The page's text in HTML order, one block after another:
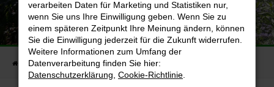
Startseite Landwirtschaft
verarbeiten Daten für Marketing und Statistiken nur,
wenn Sie uns Ihre Einwilligung geben. Wenn Sie zu
einem späteren Zeitpunkt Ihre Meinung ändern, können
Sie die Einwilligung jederzeit für die Zukunft widerrufen.
Weitere Informationen zum Umfang der
Datenverarbeitung finden Sie hier:
Datenschutzerklärung Cookie-Richtlinie